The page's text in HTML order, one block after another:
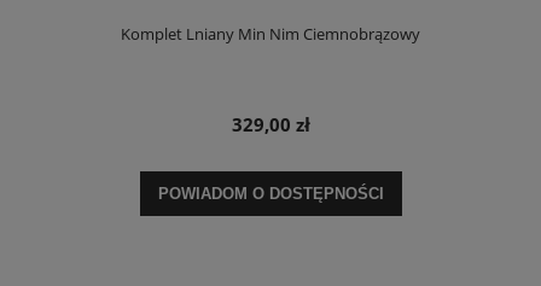
Komplet Lniany Min Nim Ciemnobrązowy
329,00 zł
POWIADOM O DOSTĘPNOŚCI